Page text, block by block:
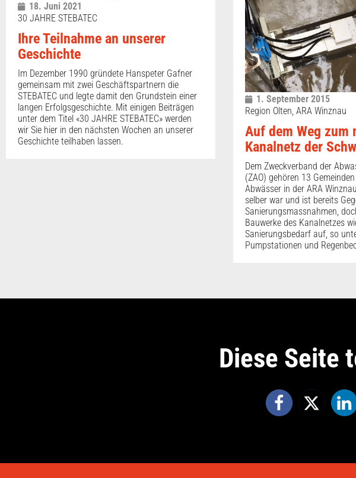
18. Juni 2021
30 JAHRE STEBATEC
Ihre Teilnahme an unserer
Geschichte
Im Dezember 1990 gründete Hanspeter Gafner
gemeinsam mit zwei Geschäftspartnern die
STEBATEC und legte damit den Grundstein einer
langen Erfolgsgeschichte. Mit einigen Beiträgen
unter dem Titel «30 JAHRE STEBATEC» werden
wir Sie hier in den nächsten Wochen an unserer
Geschichte teilhaben lassen.
1. September 2015
Region Olten, ARA Winznau
Auf dem Weg zum
Kanalnetz der
Dem Zweckverband der
(ZAO) gehören 13
Abwässer in der ARA
selber war und ist bereits
Sanierungsmassnahmen,
Bauwerke des Kanalnetzes
Sanierungsbedarf auf, so
Pumpstationen und
Diese Seite